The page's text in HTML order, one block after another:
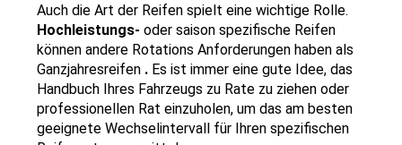
Hochleistungs- oder saison spezifische Reifen
können andere Rotations Anforderungen haben als
Ganzjahresreifen . Es ist immer eine gute Idee, das
Handbuch Ihres Fahrzeugs zu Rate zu ziehen oder
professionellen Rat einzuholen, um das am besten
geeignete Wechselintervall für Ihren spezifischen